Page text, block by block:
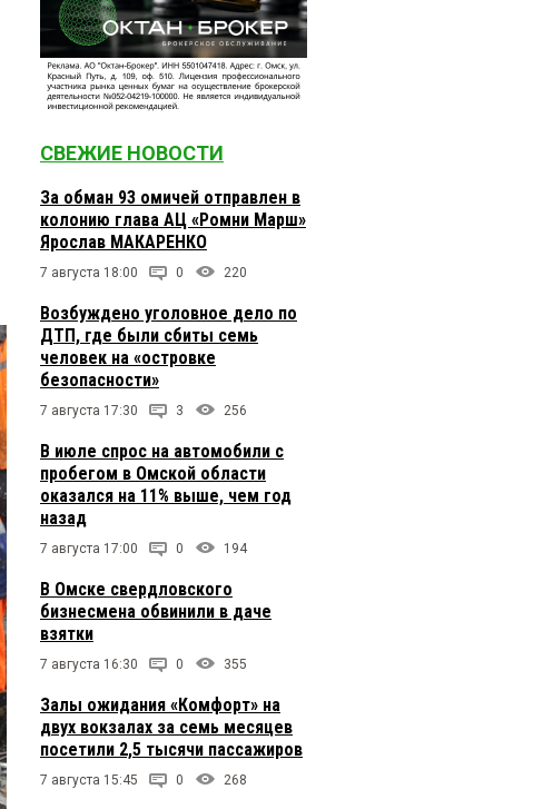
СВЕЖИЕ НОВОСТИ
За обман 93 омичей отправлен в
колонию глава АЦ «Ромни Марш»
Ярослав МАКАРЕНКО
7 августа 18:00 0 220
Возбуждено уголовное дело по
ДТП, где были сбиты семь
человек на «островке
безопасности»
7 августа 17:30 3 256
В июле спрос на автомобили с
пробегом в Омской области
оказался на 11% выше, чем год
назад
7 августа 17:00 0 194
В Омске свердловского
бизнесмена обвинили в даче
взятки
7 августа 16:30 0 355
Залы ожидания «Комфорт» на
двух вокзалах за семь месяцев
посетили 2,5 тысячи пассажиров
7 августа 15:45 0 268